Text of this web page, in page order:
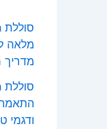
מדריך
ודגמי